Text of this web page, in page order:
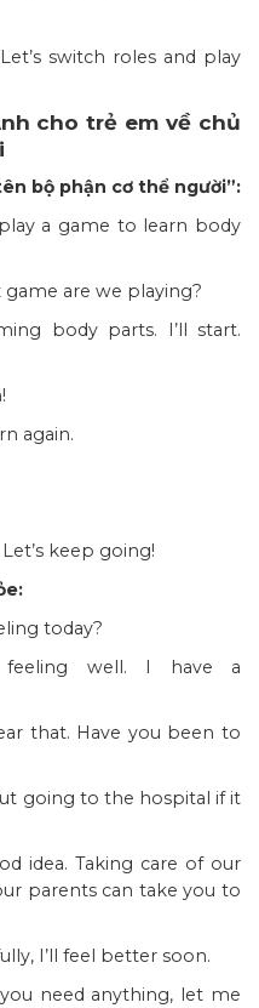
switch roles and play
cho trẻ em về chủ
bộ phận cơ thể người”:
a game to learn body
game are we playing?
body parts. I’ll start.
again.
keep going!
today?
well. I have a
that. Have you been to
going to the hospital if it
idea. Taking care of our
parents can take you to
I’ll feel better soon.
need anything, let me